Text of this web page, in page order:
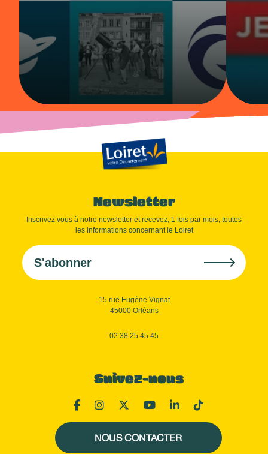
Newsletter
Inscrivez vous à notre newsletter et recevez, 1 fois par mois, toutes
les informations concernant le Loiret
S'abonner
15 rue Eugène Vignat
45000 Orléans
02 38 25 45 45
Suivez-nous
NOUS CONTACTER